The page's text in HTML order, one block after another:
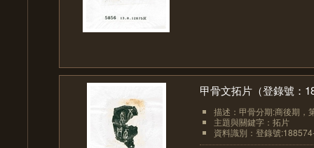
甲骨文拓片（登錄號：
描述：甲骨分期:商後期，
主題與關鍵字：拓片
資料識別：登錄號